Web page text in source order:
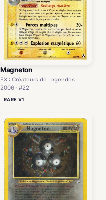
Magneton
EX : Créateurs de Légendes ·
2006 · #22
RARE V1